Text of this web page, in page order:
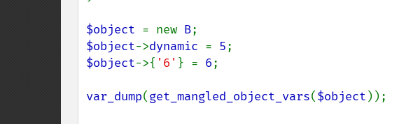
$object = new B
$object->dynamic = 5
$object->{ '6' } = 6;
var_dump(get_mangled_object_vars($object ));